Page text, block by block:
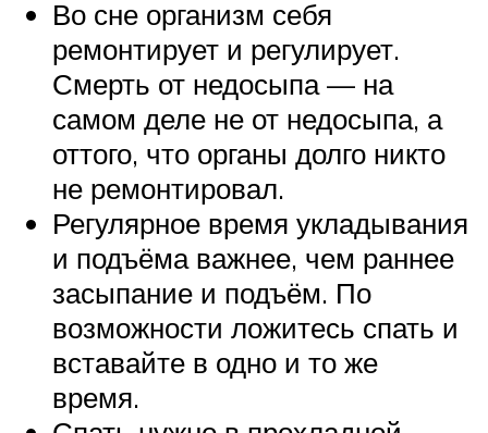
Во сне организм себя
ремонтирует и регулирует.
Смерть от недосыпа — на
самом деле не от недосыпа, а
оттого, что органы долго никто
не ремонтировал.
Регулярное время укладывания
и подъёма важнее, чем раннее
засыпание и подъём. По
возможности ложитесь спать и
вставайте в одно и то же
время.